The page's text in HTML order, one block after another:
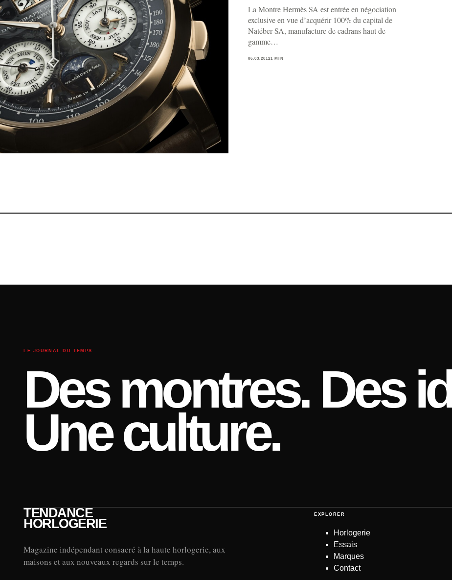
La Montre Hermès SA est entrée en négociation
exclusive en vue d’acquérir 100% du capital de
Natéber SA, manufacture de cadrans haut de
gamme…
06.03.20121 MIN
LE JOURNAL DU TEMPS
Des montres. Des
Une culture.
TENDANCE
HORLOGERIE
Magazine indépendant consacré à la haute horlogerie, aux
maisons et aux nouveaux regards sur le temps.
EXPLORER
Horlogerie
Essais
Marques
Contact